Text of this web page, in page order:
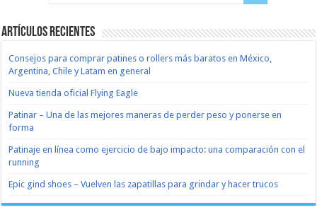
Artículos recientes
Consejos para comprar patines o rollers más baratos en México,
Argentina, Chile y Latam en general
Nueva tienda oficial Flying Eagle
Patinar – Una de las mejores maneras de perder peso y ponerse en
forma
Patinaje en línea como ejercicio de bajo impacto: una comparación con el
running
Epic gind shoes – Vuelven las zapatillas para grindar y hacer trucos